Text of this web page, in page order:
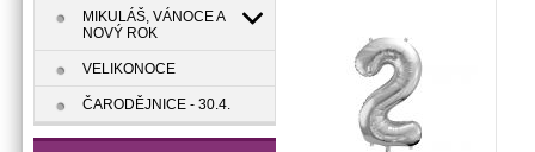
MIKULÁŠ, VÁNOCE A
NOVÝ ROK
VELIKONOCE
ČARODĚJNICE - 30.4.